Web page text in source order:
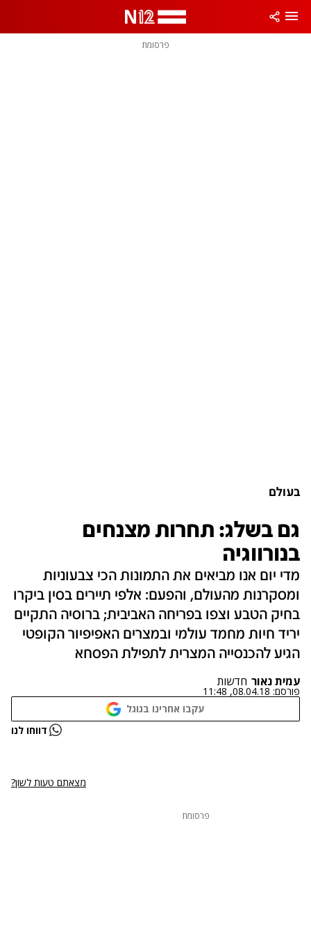
פרסומת
בעולם
גם בשלג: תחרות מצנחים
בנורווגיה
מדי יום אנו מביאים את התמונות הכי צבעוניות
ומסקרנות מהעולם, והפעם: אלפי תיירים בסין ביקרו
בחיק הטבע וצפו בפריחה האביבית; ברוסיה התקיים
יריד חיות מחמד עולמי ובמצרים האפיפיור הקופטי
הגיע להכנסייה המצרית לתפילת הפסחא
עמית נאור חדשות
פורסם: 08.04.18, 11:48
עקבו אחרינו בגוגל
נתקלנו בבעיה דווחו לנו
מצאתם טעות לשון?
פרסומת